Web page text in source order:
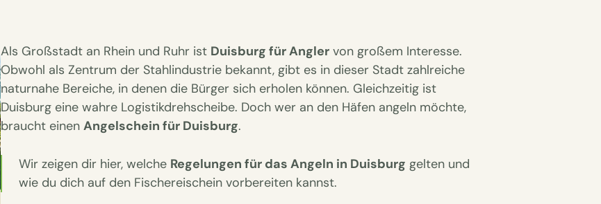
Als Großstadt an Rhein und Ruhr ist Duisburg für Angler von großem Interesse.
Obwohl als Zentrum der Stahlindustrie bekannt, gibt es in dieser Stadt zahlreiche
naturnahe Bereiche, in denen die Bürger sich erholen können. Gleichzeitig ist
Duisburg eine wahre Logistikdrehscheibe. Doch wer an den Häfen angeln möchte,
braucht einen Angelschein für Duisburg.
Wir zeigen dir hier, welche Regelungen für das Angeln in Duisburg gelten und
wie du dich auf den Fischereischein vorbereiten kannst.